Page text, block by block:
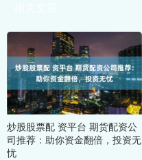
炒股股票配 资平台 期货配资公
司推荐：助你资金翻倍，投资无
忧